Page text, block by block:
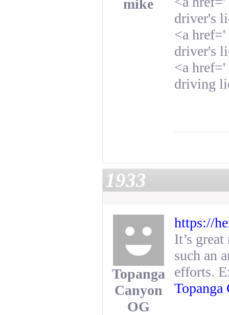
mike
driver's
<a href='
driver's
<a href='
driving
1933
Topanga
Canyon
OG
https://
It’s
such an
efforts.
Topanga